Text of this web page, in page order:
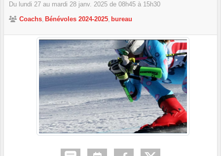
Du lundi 27 au mardi 28 janv. 2025 de 08h45 à 15h30
Coachs Bénévoles 2024-2025 bureau